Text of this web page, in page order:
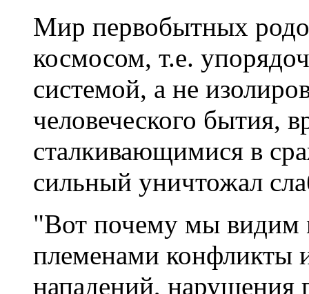
Мир первобытных
космосом, т.е.
системой, а не
человеческого бытия,
сталкивающимися в
сильный уничтожал
"Вот почему мы видим
племенами конфликты
нападений, нарушения